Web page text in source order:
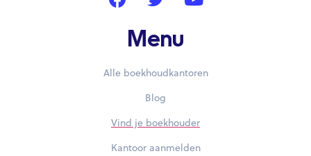
Menu
Alle boekhoudkantoren
Blog
Vind je boekhouder
Kantoor aanmelden